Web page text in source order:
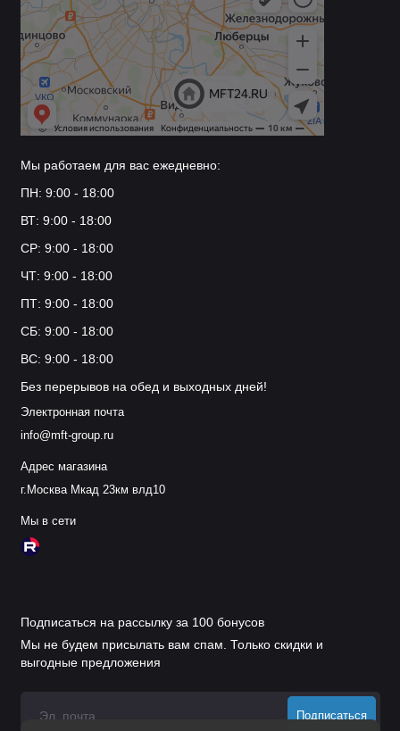
Мы работаем для вас ежедневно:
ПН: 9:00 - 18:00
ВТ: 9:00 - 18:00
СР: 9:00 - 18:00
ЧТ: 9:00 - 18:00
ПТ: 9:00 - 18:00
СБ: 9:00 - 18:00
ВС: 9:00 - 18:00
Без перерывов на обед и выходных дней!
Электронная почта
info@mft-group.ru
Адрес магазина
г.Москва Мкад 23км влд10
Мы в сети
Подписаться на рассылку за 100 бонусов
Мы не будем присылать вам спам. Только скидки и
выгодные предложения
Подписаться